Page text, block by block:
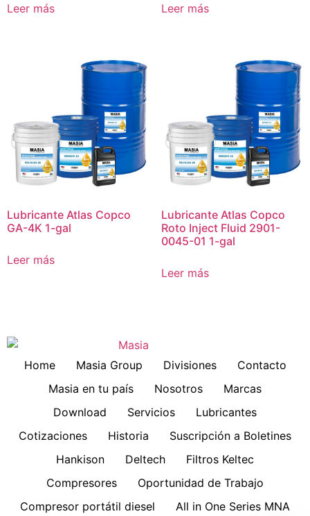
Leer más Leer más
Lubricante Atlas Copco
GA-4K 1-gal
Leer más
Lubricante Atlas Copco
Roto Inject Fluid 2901-
0045-01 1-gal
Leer más
Home Masia Group Divisiones
Contacto
Masia en tu país
Nosotros
Marcas
Download
Servicios
Lubricantes
Cotizaciones
Historia
Suscripción a Boletines
Hankison
Deltech
Filtros Keltec
Compresores
Oportunidad de Trabajo
Compresor portátil diesel
All in One Series MNA